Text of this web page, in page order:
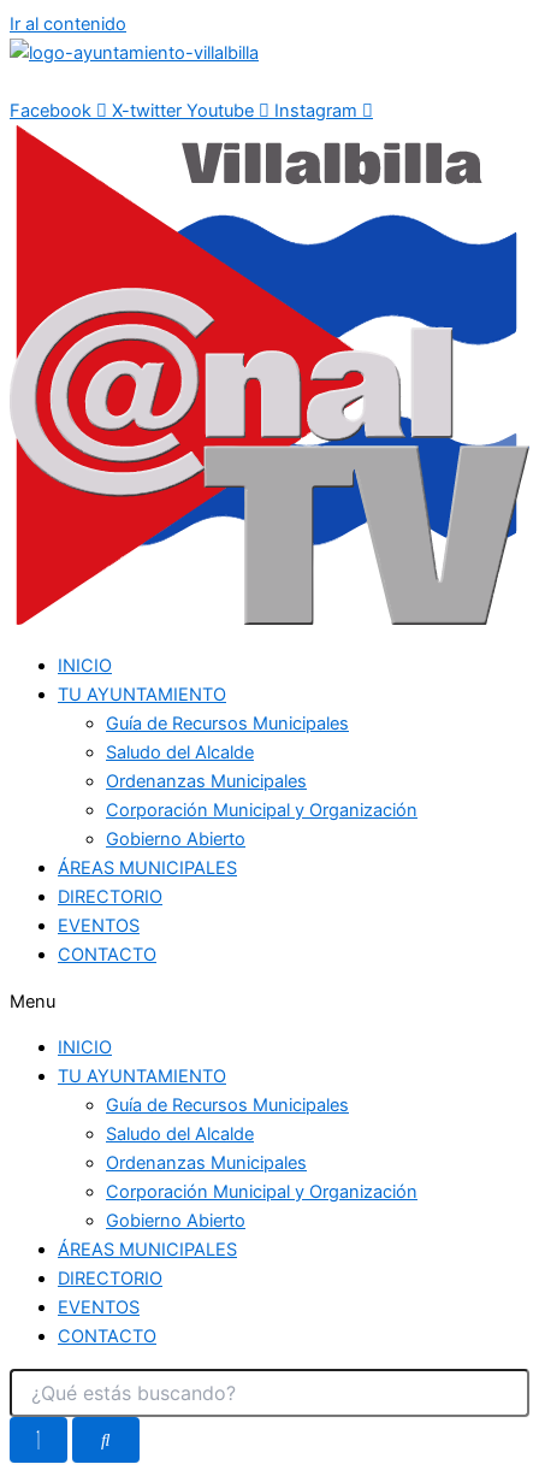
Ir al contenido
Facebook X-twitter Youtube Instagram
INICIO
TU AYUNTAMIENTO
Guía de Recursos Municipales
Saludo del Alcalde
Ordenanzas Municipales
Corporación Municipal y Organización
Gobierno Abierto
ÁREAS MUNICIPALES
DIRECTORIO
EVENTOS
CONTACTO
Menu
INICIO
TU AYUNTAMIENTO
Guía de Recursos Municipales
Saludo del Alcalde
Ordenanzas Municipales
Corporación Municipal y Organización
Gobierno Abierto
ÁREAS MUNICIPALES
DIRECTORIO
EVENTOS
CONTACTO